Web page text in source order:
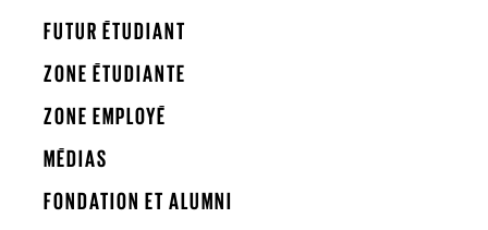
FUTUR ÉTUDIANT
ZONE ÉTUDIANTE
ZONE EMPLOYÉ
MÉDIAS
FONDATION ET ALUMNI